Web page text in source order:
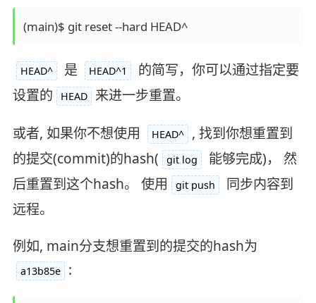
HEAD^ 是 HEAD^1
的简写，你可以通过指定要
设置的
HEAD 来进一步重置。
或者, 如果你不想使用 HEAD^
, 找到你想重置到
的提交(commit)的hash(
git log
能够完成)， 然
后重置到这个hash。 使用
git push
同步内容到
远程。
例如, main分支想重置到的提交的hash为
a13b85e :